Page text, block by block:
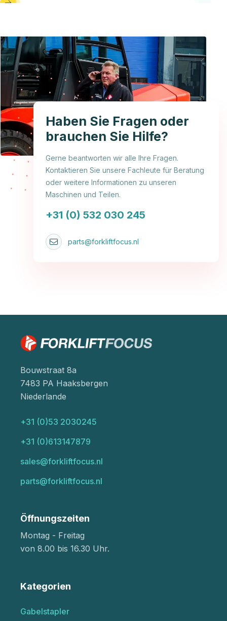
Haben Sie Fragen oder
brauchen Sie Hilfe?
Gerne beantworten wir alle Ihre Fragen.
Kontaktieren Sie unsere Fachleute für Beratung
oder weitere Informationen zu unseren
Maschinen und Teilen.
+31 (0) 532 030 245
parts@forkliftfocus.nl
Bouwstraat 8a
7483 PA Haaksbergen
Niederlande
+31 (0)53 2030245
+31 (0)613147879
sales@forkliftfocus.nl
parts@forkliftfocus.nl
Öffnungszeiten
Montag - Freitag
von 8.00 bis 16.30 Uhr.
Kategorien
Gabelstapler